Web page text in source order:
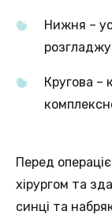
Нижня –
Кругова –
Перед
хірургом та
синці та